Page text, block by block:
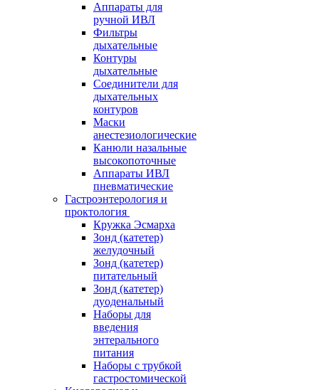
Аппараты для
ручной ИВЛ
Фильтры
дыхательные
Контуры
дыхательные
Соединители для
дыхательных
контуров
Маски
анестезиологические
Канюли назальные
высокопоточные
Аппараты ИВЛ
пневматические
Гастроэнтерология и
проктология
Кружка Эсмарха
Зонд (катетер)
желудочный
Зонд (катетер)
питательный
Зонд (катетер)
дуоденальный
Наборы для
введения
энтерального
питания
Наборы с трубкой
гастростомической